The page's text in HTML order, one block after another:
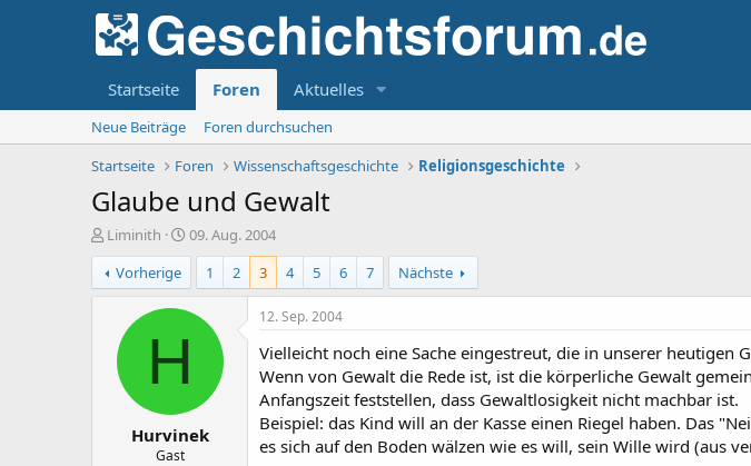
Startseite Foren Aktuelles
Neue Beiträge
Foren durchsuchen
Startseite
Foren Wissenschaftsgeschichte Religionsgeschichte
Glaube und Gewalt
E
r
s
t
Liminith
E
r
t
e
m
09. Aug. 2004
Vorherige
1 2 3 4 5 6 7 Nächste
H
Hurvinek
Gast
12. Sep. 2004
Vielleicht noch eine Sache eingestreut, die in unserer heutigen
Wenn von Gewalt die Rede ist, ist die körperliche Gewalt
Anfangszeit feststellen, dass Gewaltlosigkeit nicht machbar ist.
Beispiel: das Kind will an der Kasse einen Riegel haben. Das
es sich auf den Boden wälzen wie es will, sein Wille wird (aus